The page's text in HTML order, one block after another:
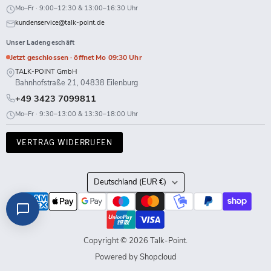
Mo–Fr · 9:00–12:30 & 13:00–16:30 Uhr
kundenservice@talk-point.de
Unser Ladengeschäft
Jetzt geschlossen · öffnet Mo 09:30 Uhr
TALK-POINT GmbH
Bahnhofstraße 21, 04838 Eilenburg
+49 3423 7099811
Mo–Fr · 9:30–13:00 & 13:30–18:00 Uhr
VERTRAG WIDERRUFEN
Land
Deutschland (EUR €)
Copyright © 2026 Talk-Point.
Powered by Shopcloud